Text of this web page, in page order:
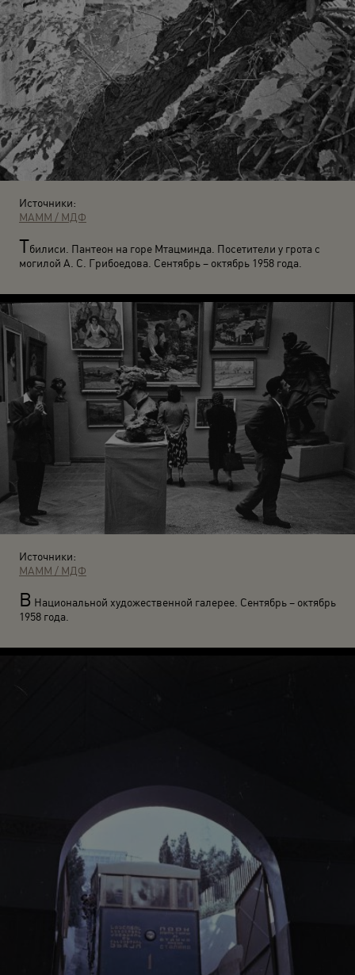
Источники:
МАММ / МДФ
Тбилиси. Пантеон на горе Мтацминда. Посетители у грота с
могилой А. С. Грибоедова. Сентябрь – октябрь 1958 года.
Источники:
МАММ / МДФ
В Национальной художественной галерее. Сентябрь – октябрь
1958 года.